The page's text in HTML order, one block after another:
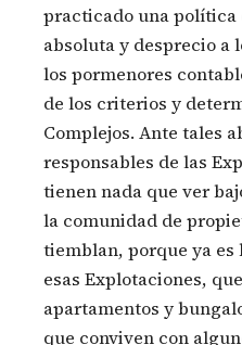
practicado una
absoluta y desprecio a
los pormenores
de los criterios y
Complejos. Ante tales
responsables de las
tienen nada que ver
la comunidad de
tiemblan, porque ya es
esas Explotaciones,
apartamentos y
que conviven con